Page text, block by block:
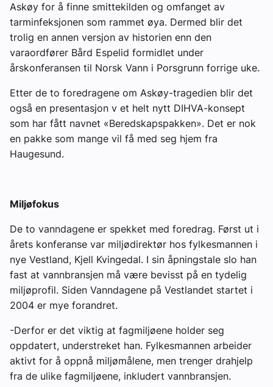
Askøy for å finne smittekilden og omfanget av
tarminfeksjonen som rammet øya. Dermed blir det
trolig en annen versjon av historien enn den
varaordfører Bård Espelid formidlet under
årskonferansen til Norsk Vann i Porsgrunn forrige uke.
Etter de to foredragene om Askøy-tragedien blir det
også en presentasjon v et helt nytt DIHVA-konsept
som har fått navnet «Beredskapspakken». Det er nok
en pakke som mange vil få med seg hjem fra
Haugesund.
Miljøfokus
De to vanndagene er spekket med foredrag. Først ut i
årets konferanse var miljødirektør hos fylkesmannen i
nye Vestland, Kjell Kvingedal. I sin åpningstale slo han
fast at vannbransjen må være bevisst på en tydelig
miljøprofil. Siden Vanndagene på Vestlandet startet i
2004 er mye forandret.
-Derfor er det viktig at fagmiljøene holder seg
oppdatert, understreket han. Fylkesmannen arbeider
aktivt for å oppnå miljømålene, men trenger drahjelp
fra de ulike fagmiljøene, inkludert vannbransjen.